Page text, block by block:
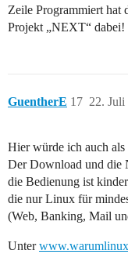
Zeile Programmiert hat
Projekt „NEXT“ dabei!
GuentherE 22. Juli
17
Hier würde ich auch
Der Download und die
die Bedienung ist
die nur Linux für
(Web, Banking, Mail
Unter